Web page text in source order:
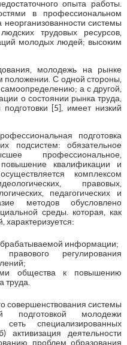
опыта работы.
в профессиональном
системы
трудовых ресурсов,
молодых людей; высоким
молодежь на рынке
положении. С одной стороны,
а с другой,
о состоянии рынка труда,
[5], имеет низкий
подготовка
подсистем: обязательное
профессиональное,
квалификации и
комплексом
правовых,
педагогических и
методов обусловлено
среды. которая, как
характеризуется:
информации;
регулирования
общества к повышению
труда.
совершенствования системы
подготовкой молодежи
специализированных
активизация деятельности
проблем образования